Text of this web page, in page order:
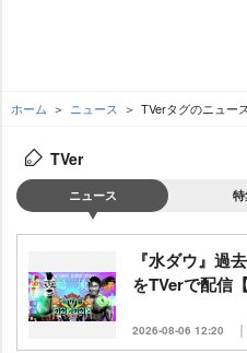
ホーム ニュース TVerタグのニュース
TVer
ニュース
『水ダウ』過
をTVerで配信
2026-08-06 12:20